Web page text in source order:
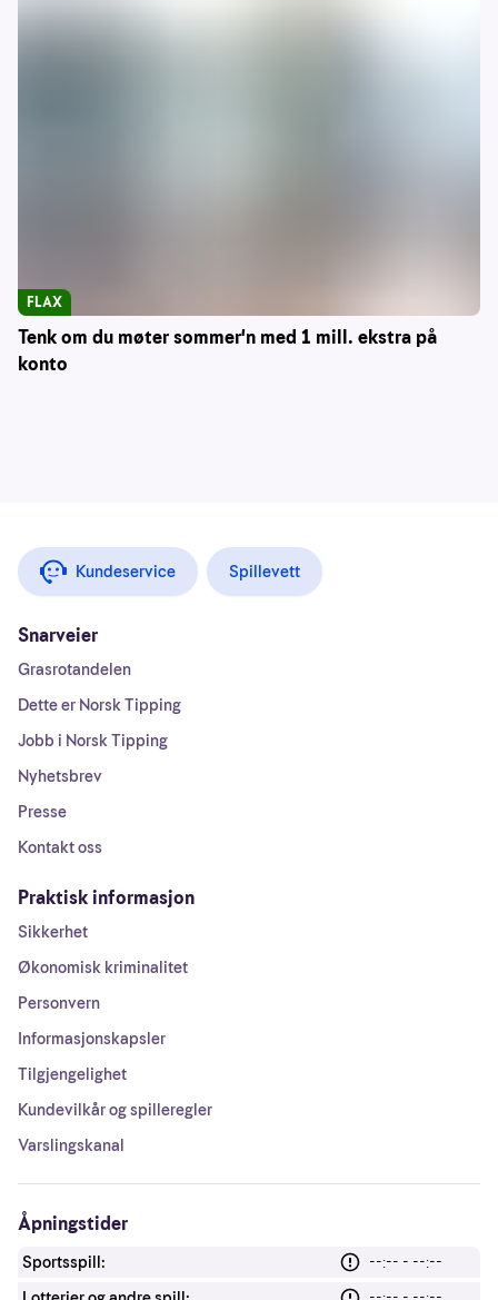
Tenk om du møter sommer'n med 1 mill. ekstra på
konto
FLAX
Kundeservice Spillevett
Snarveier
Grasrotandelen
Dette er Norsk Tipping
Jobb i Norsk Tipping
Nyhetsbrev
Presse
Kontakt oss
Praktisk informasjon
Sikkerhet
Økonomisk kriminalitet
Personvern
Informasjonskapsler
Tilgjengelighet
Kundevilkår og spilleregler
Varslingskanal
Åpningstider
Sportsspill:
--:-- - --:--